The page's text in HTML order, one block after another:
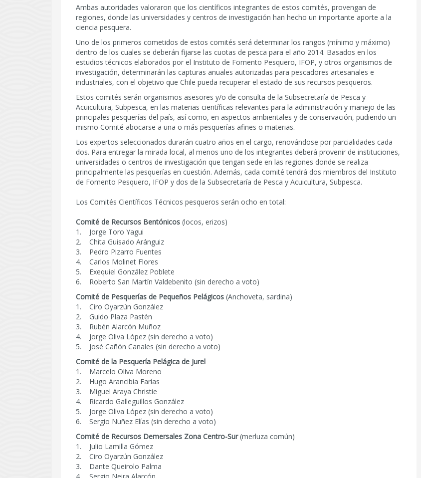
Ambas autoridades valoraron que los científicos integrantes de estos comités, provengan de
regiones, donde las universidades y centros de investigación han hecho un importante aporte a la
ciencia pesquera.
Uno de los primeros cometidos de estos comités será determinar los rangos (mínimo y máximo)
dentro de los cuales se deberán fijarse las cuotas de pesca para el año 2014. Basados en los
estudios técnicos elaborados por el Instituto de Fomento Pesquero, IFOP, y otros organismos de
investigación, determinarán las capturas anuales autorizadas para pescadores artesanales e
industriales, con el objetivo que Chile pueda recuperar el estado de sus recursos pesqueros.
Estos comités serán organismos asesores y/o de consulta de la Subsecretaría de Pesca y
Acuicultura, Subpesca, en las materias científicas relevantes para la administración y manejo de las
principales pesquerías del país, así como, en aspectos ambientales y de conservación, pudiendo un
mismo Comité abocarse a una o más pesquerías afines o materias.
Los expertos seleccionados durarán cuatro años en el cargo, renovándose por parcialidades cada
dos. Para entregar la mirada local, al menos uno de los integrantes deberá provenir de instituciones,
universidades o centros de investigación que tengan sede en las regiones donde se realiza
principalmente las pesquerías en cuestión. Además, cada comité tendrá dos miembros del Instituto
de Fomento Pesquero, IFOP y dos de la Subsecretaría de Pesca y Acuicultura, Subpesca.
Los Comités Científicos Técnicos pesqueros serán ocho en total:
Comité de Recursos Bentónicos (locos, erizos)
1. Jorge Toro Yagui
2. Chita Guisado Aránguiz
3. Pedro Pizarro Fuentes
4. Carlos Molinet Flores
5. Exequiel González Poblete
6. Roberto San Martín Valdebenito (sin derecho a voto)
Comité de Pesquerías de Pequeños Pelágicos (Anchoveta, sardina)
1. Ciro Oyarzún González
2. Guido Plaza Pastén
3. Rubén Alarcón Muñoz
4. Jorge Oliva López (sin derecho a voto)
5. José Cañón Canales (sin derecho a voto)
Comité de la Pesquería Pelágica de Jurel
1. Marcelo Oliva Moreno
2. Hugo Arancibia Farías
3. Miguel Araya Christie
4. Ricardo Galleguillos González
5. Jorge Oliva López (sin derecho a voto)
6. Sergio Nuñez Elías (sin derecho a voto)
Comité de Recursos Demersales Zona Centro-Sur(merluza común)
1. Julio Lamilla Gómez
2. Ciro Oyarzún González
3. Dante Queirolo Palma